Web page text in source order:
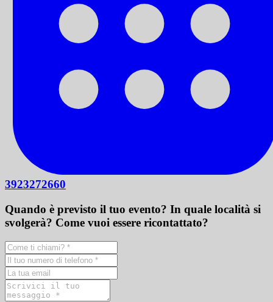
3923272660
Quando è previsto il tuo evento? In quale località si
svolgerà? Come vuoi essere ricontattato?